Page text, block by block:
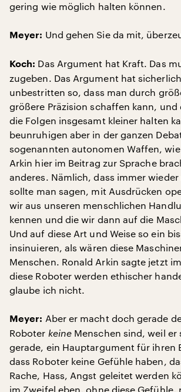
gering wie möglich halten können.
Meyer: Und gehen Sie da mit,
Koch: Das Argument hat Kraft. Das
zugeben. Das Argument hat
unbestritten so, dass man durch
größere Präzision schaffen kann,
die Folgen insgesamt kleiner halten
beunruhigen aber in der ganzen
sogenannten autonomen Waffen,
Arkin hier im Beitrag zur Sprache
anderes. Nämlich, dass immer
sollte man sagen, mit Ausdrücken
wir aus unseren menschlichen
kennen und die wir dann auf die
Und auf diese Art und Weise so ein
insinuieren, als wären diese
Menschen. Ronald Arkin sagte jetzt
diese Roboter werden ethischer
glaube ich nicht.
Meyer: Aber er macht doch gerade
Roboter keine Menschen sind, weil er
gerade, ein Hauptargument für ihren
dass Roboter keine Gefühle haben,
Rache, Hass, Angst geleitet werden
im Zweifel eben, ohne diese Gefühle,